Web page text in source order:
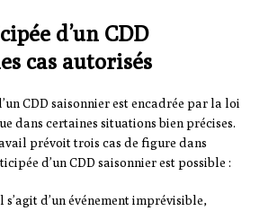
d’un CDD
cas autorisés
CDD saisonnier est encadrée par la loi
dans certaines situations bien précises.
prévoit trois cas de figure dans
d’un CDD saisonnier est possible :
s’agit d’un événement imprévisible,